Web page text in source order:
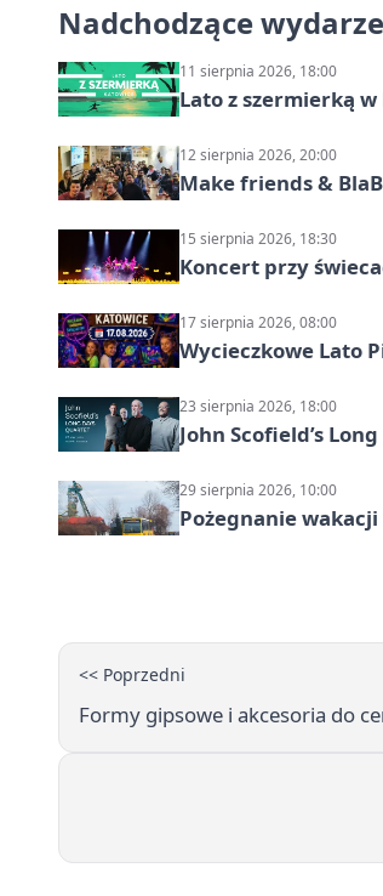
Nadchodzące
11 sierpnia 2026, 18:00
Lato z szermierką
12 sierpnia 2026, 20:00
Make friends &
15 sierpnia 2026, 18:30
Koncert przy
17 sierpnia 2026, 08:00
Wycieczkowe Lato
23 sierpnia 2026, 18:00
John Scofield’s
29 sierpnia 2026, 10:00
Pożegnanie
<< Poprzedni
Formy gipsowe i akcesoria do